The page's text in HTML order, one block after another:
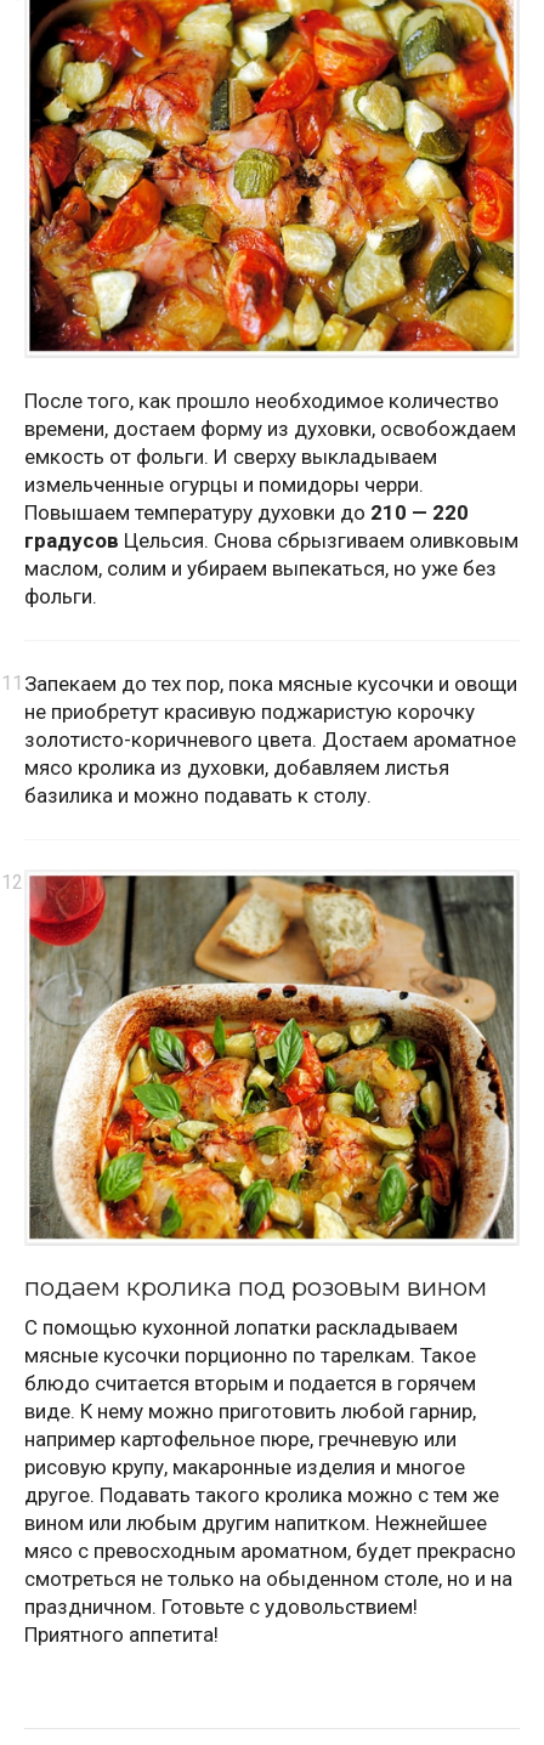
После того, как прошло необходимое количество
времени, достаем форму из духовки, освобождаем
емкость от фольги. И сверху выкладываем
измельченные огурцы и помидоры черри.
Повышаем температуру духовки до 210 — 220
градусов Цельсия. Снова сбрызгиваем оливковым
маслом, солим и убираем выпекаться, но уже без
фольги.
Запекаем до тех пор, пока мясные кусочки и овощи
не приобретут красивую поджаристую корочку
золотисто-коричневого цвета. Достаем ароматное
мясо кролика из духовки, добавляем листья
базилика и можно подавать к столу.
подаем кролика под розовым вином
С помощью кухонной лопатки раскладываем
мясные кусочки порционно по тарелкам. Такое
блюдо считается вторым и подается в горячем
виде. К нему можно приготовить любой гарнир,
например картофельное пюре, гречневую или
рисовую крупу, макаронные изделия и многое
другое. Подавать такого кролика можно с тем же
вином или любым другим напитком. Нежнейшее
мясо с превосходным ароматном, будет прекрасно
смотреться не только на обыденном столе, но и на
праздничном. Готовьте с удовольствием!
Приятного аппетита!